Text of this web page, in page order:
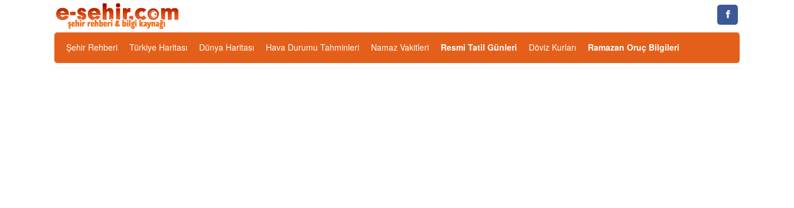
Şehir Rehberi Türkiye Haritası Dünya Haritası Hava Durumu Tahminleri Namaz Vakitleri Resmi Tatil Günleri Döviz Kurları Ramazan Oruç Bilgileri